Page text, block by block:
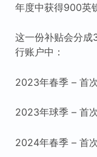
年度中获得900英
这一份补贴会分成
行账户中：
2023年春季 – 首
2023年球季 – 首
2024年春季 – 首